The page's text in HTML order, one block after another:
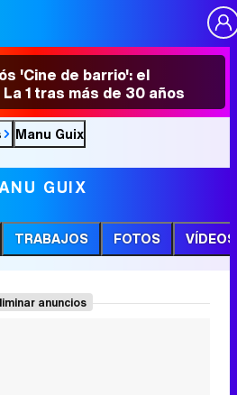
'Cine de barrio': el
1 tras más de 30 años
Manu Guix
GUIX
TRABAJOS FOTOS VÍDEOS
anuncios